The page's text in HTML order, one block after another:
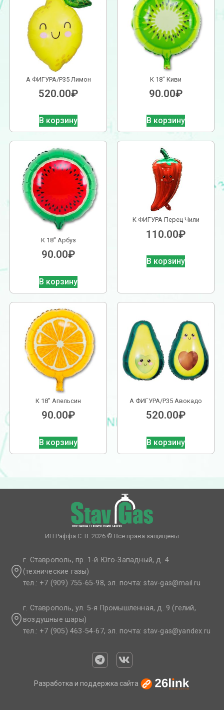
А ФИГУРА/P35 Лимон
520.00₽
В корзину
К 18″ Киви
90.00₽
В корзину
К 18″ Арбуз
90.00₽
В корзину
К ФИГУРА Перец Чили
110.00₽
В корзину
К 18″ Апельсин
90.00₽
В корзину
А ФИГУРА/P35 Авокадо
520.00₽
В корзину
ИП Раффа С. В. 2026 © Все права защищены
г. Ставрополь, пр. 1-й Юго-Западный, д. 4
(технические газы)
тел.: +7 (909) 755-65-98, эл. почта: stav-gas@mail.ru​
г. Ставрополь, ул. 5-я Промышленная, д. 9 (гелий,
воздушные шары)
тел.: +7 (905) 463-54-67, эл. почта: stav-gas@yandex.ru​
Разработка и поддержка сайта